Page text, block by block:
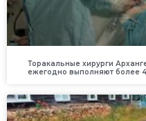
Торакальные хирурги
ежегодно выполняют более